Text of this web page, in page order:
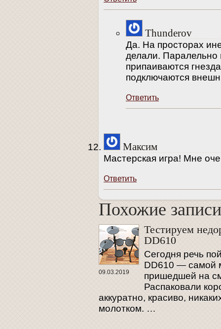
Thunderov
Да. На просторах
делали.
припаиваются
подключаются
Ответить
Максим
Мастерская игра! Мне
Ответить
Похожие записи
Похожие записи
09.03.2019
Тестируем
DD610
Сегодня речь
DD610 — самой
пришедшей на
Распаковали
аккуратно, красиво,
молотком. …